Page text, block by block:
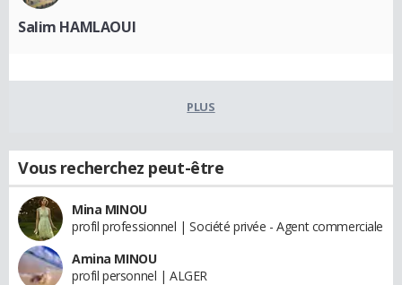
Salim HAMLAOUI
PLUS
Vous recherchez peut-être
Mina MINOU
profil professionnel | Société privée - Agent commerciale
Amina MINOU
profil personnel | ALGER